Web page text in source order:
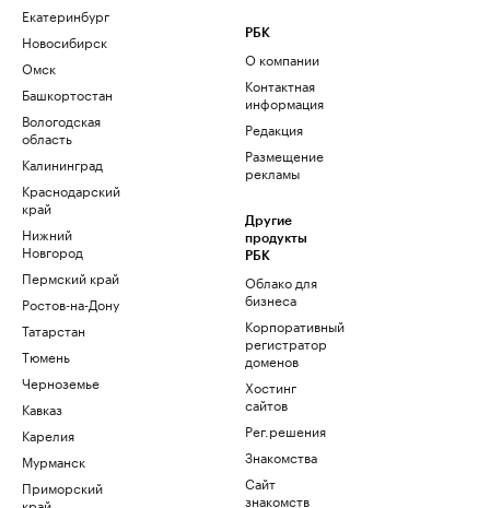
Екатеринбург
Новосибирск
Омск
Башкортостан
Вологодская
область
Калининград
Краснодарский
край
Нижний
Новгород
Пермский край
Ростов-на-Дону
Татарстан
Тюмень
Черноземье
Кавказ
Карелия
Мурманск
Приморский
РБК
О компании
Контактная
информация
Редакция
Размещение
рекламы
Другие
продукты
РБК
Облако для
бизнеса
Корпоративный
регистратор
доменов
Хостинг
сайтов
Рег.решения
Знакомства
Сайт
знакомств